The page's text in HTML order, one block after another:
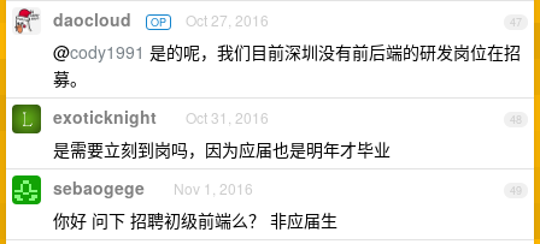
47
daocloud OP Oct 27, 2016
@cody1991 是的呢，我们目前深圳没有前后端的研发岗位在招
募。
48
exoticknight Oct 31, 2016
是需要立刻到岗吗，因为应届也是明年才毕业
49
sebaogege Nov 1, 2016
你好 问下 招聘初级前端么？ 非应届生